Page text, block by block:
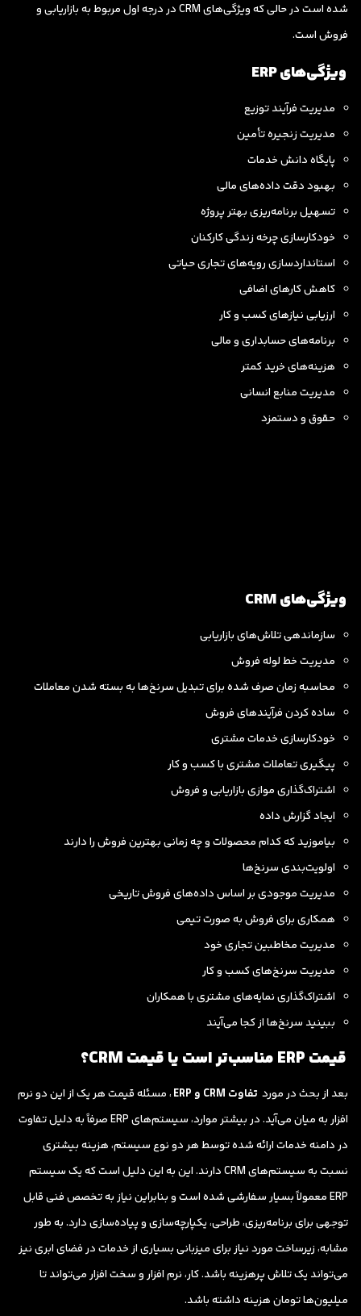
شده است در حالی که ویژگی‌های CRM در درجه اول مربوط به بازاریابی و
فروش است.
ویژگی‌های ERP
مدیریت فرآیند توزیع
مدیریت زنجیره تأمین
پایگاه دانش خدمات
بهبود دقت داده‌های مالی
تسهیل برنامه‌ریزی بهتر پروژه
خودکارسازی چرخه زندگی کارکنان
استانداردسازی رویه‌های تجاری حیاتی
کاهش کارهای اضافی
ارزیابی نیازهای کسب و کار
برنامه‌های حسابداری و مالی
هزینه‌های خرید کمتر
مدیریت منابع انسانی
حقوق و دستمزد
ویژگی‌های CRM
سازماندهی تلاش‌های بازاریابی
مدیریت خط لوله فروش
محاسبه زمان صرف شده برای تبدیل سرنخ‌ها به بسته شدن معاملات
ساده کردن فرآیندهای فروش
خودکارسازی خدمات مشتری
پیگیری تعاملات مشتری با کسب و کار
اشتراک‌گذاری موازی بازاریابی و فروش
ایجاد گزارش داده
بیاموزید که کدام محصولات و چه زمانی بهترین فروش را دارند
اولویت‌بندی سرنخ‌ها
مدیریت موجودی بر اساس داده‌های فروش تاریخی
همکاری برای فروش به صورت تیمی
مدیریت مخاطبین تجاری خود
مدیریت سرنخ‌های کسب و کار
اشتراک‌گذاری نمایه‌های مشتری با همکاران
ببینید سرنخ‌ها از کجا می‌آیند
قیمت ERP مناسب‌تر است یا قیمت CRM؟
بعد از بحث در مورد تفاوت CRM و ERP
، مسئله قیمت هر یک از این دو نرم
افزار به میان می‌آید. در بیشتر موارد، سیستم‌های ERP صرفاً به دلیل تفاوت
در دامنه خدمات ارائه شده توسط هر دو نوع سیستم، هزینه بیشتری
نسبت به سیستم‌های CRM دارند. این به این دلیل است که یک سیستم
ERP معمولاً بسیار سفارشی شده است و بنابراین نیاز به تخصص فنی قابل
توجهی برای برنامه‌ریزی، طراحی، یکپارچه‌سازی و پیاده‌سازی دارد. به طور
مشابه، زیرساخت مورد نیاز برای میزبانی بسیاری از خدمات در فضای ابری نیز
می‌تواند یک تلاش پرهزینه باشد. کار، نرم افزار و سخت افزار می‌تواند تا
میلیون‌ها تومان هزینه داشته باشد.